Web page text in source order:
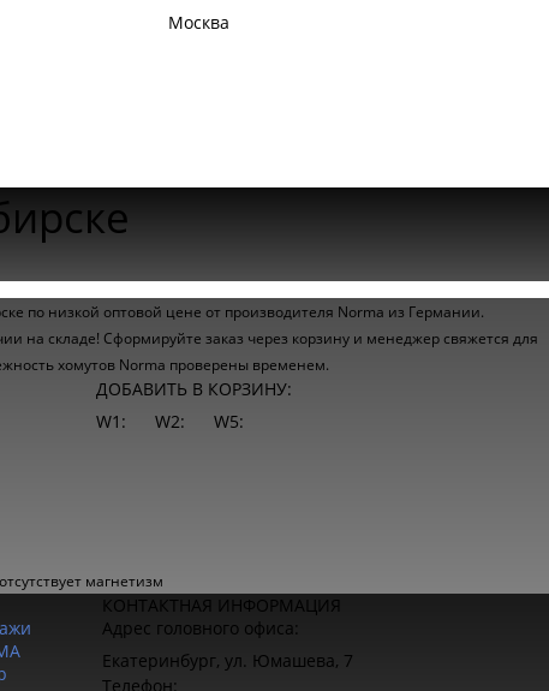
Москва
по низкой оптовой цене от производителя Norma из Германии.
на складе! Сформируйте заказ через корзину и менеджер свяжется для
хомутов Norma проверены временем.
ДОБАВИТЬ В КОРЗИНУ:
W1:
W2: W5:
магнетизм
КОНТАКТНАЯ ИНФОРМАЦИЯ
Адрес головного офиса:
Екатеринбург, ул. Юмашева, 7
Телефон: